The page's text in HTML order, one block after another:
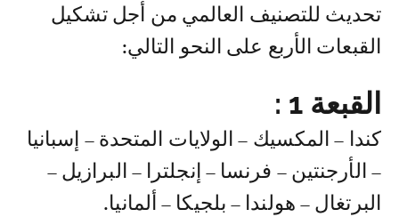
تحديث للتصنيف العالمي من أجل تشكيل
القبعات الأربع على النحو التالي:
القبعة 1 :
كندا – المكسيك – الولايات المتحدة – إسبانيا
– الأرجنتين – فرنسا – إنجلترا – البرازيل –
البرتغال – هولندا – بلجيكا – ألمانيا.